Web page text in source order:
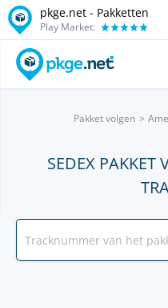
pkge.net - Pakketten
Play Market:
Pakket volgen
SEDEX PAKKET